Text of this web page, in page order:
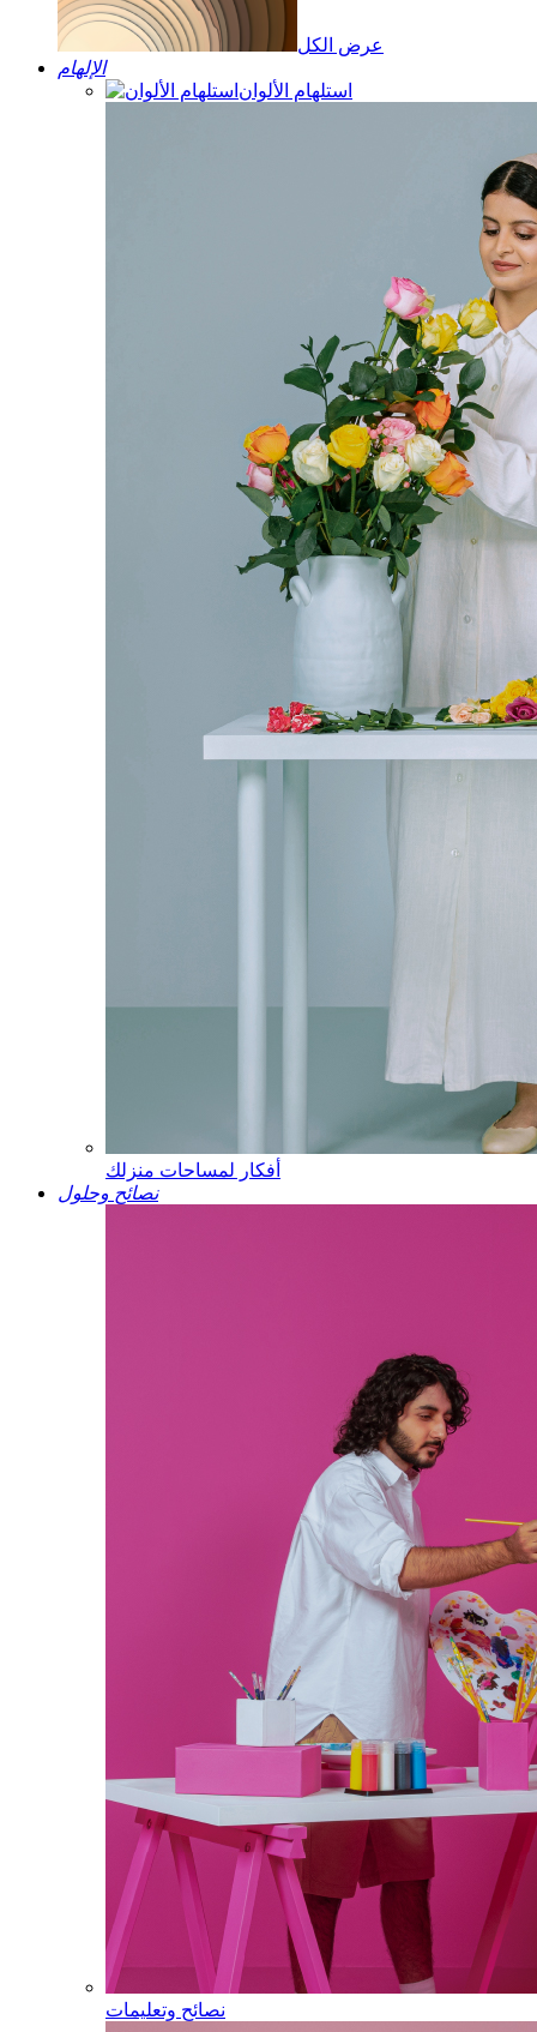
عرض الكل
الإلهام
استلهام الألوان
أفكار لمساحات منزلك
نصائح وحلول
نصائح وتعليمات